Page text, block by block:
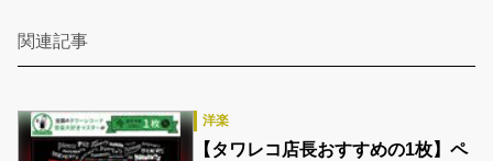
関連記事
洋楽
‎【タワレコ店長おすすめの1枚】ペ